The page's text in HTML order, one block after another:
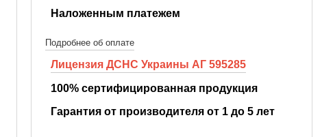
Наложенным платежем
Подробнее об оплате
Лицензия ДСНС Украины АГ 595285
100% сертифицированная продукция
Гарантия от производителя от 1 до 5 лет